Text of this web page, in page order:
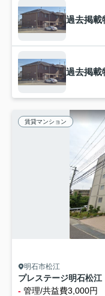
過去掲載
過去掲載
賃貸マンション
明石市松江
プレステージ明石松江
- 管理/共益費3,000円